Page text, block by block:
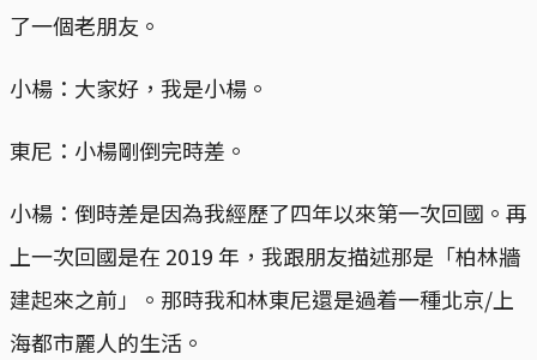
了一個老朋友。
小楊：大家好，我是小楊。
東尼：小楊剛倒完時差。
小楊：倒時差是因為我經歷了四年以來第一次回國。再
上一次回國是在 2019 年，我跟朋友描述那是「柏林牆
建起來之前」。那時我和林東尼還是過着一種北京/上
海都市麗人的生活。